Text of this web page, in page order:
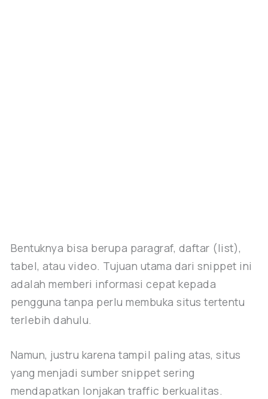
Bentuknya bisa berupa paragraf, daftar (list),
tabel, atau video. Tujuan utama dari snippet ini
adalah memberi informasi cepat kepada
pengguna tanpa perlu membuka situs tertentu
terlebih dahulu.
Namun, justru karena tampil paling atas, situs
yang menjadi sumber snippet sering
mendapatkan lonjakan traffic berkualitas.